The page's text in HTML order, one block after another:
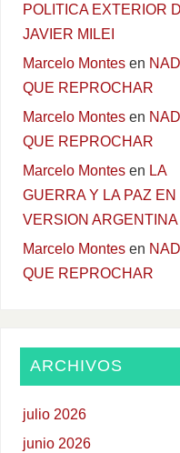
POLITICA EXTERIOR
JAVIER MILEI
Marcelo Montesen
QUE REPROCHAR
Marcelo Montesen
QUE REPROCHAR
Marcelo Montesen LA
GUERRA Y LA PAZ EN
VERSION ARGENTINA
Marcelo Montesen
QUE REPROCHAR
ARCHIVOS
julio 2026
junio 2026